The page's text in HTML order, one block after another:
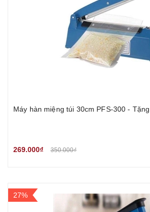
Máy hàn miệng túi 30cm PFS-300 -
269.000₫ 350.000₫
27%